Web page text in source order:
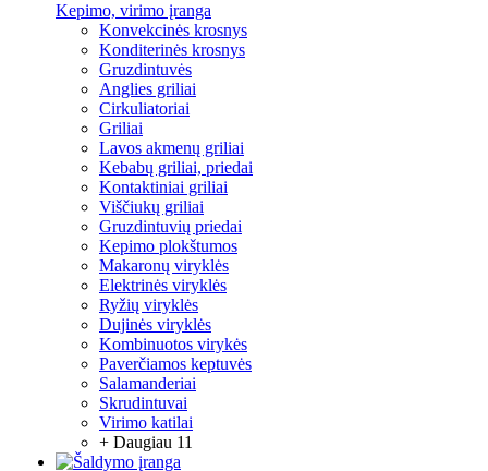
Kepimo, virimo įranga
Konvekcinės krosnys
Konditerinės krosnys
Gruzdintuvės
Anglies griliai
Cirkuliatoriai
Griliai
Lavos akmenų griliai
Kebabų griliai, priedai
Kontaktiniai griliai
Viščiukų griliai
Gruzdintuvių priedai
Kepimo plokštumos
Makaronų viryklės
Elektrinės viryklės
Ryžių viryklės
Dujinės viryklės
Kombinuotos virykės
Paverčiamos keptuvės
Salamanderiai
Skrudintuvai
Virimo katilai
+ Daugiau 11